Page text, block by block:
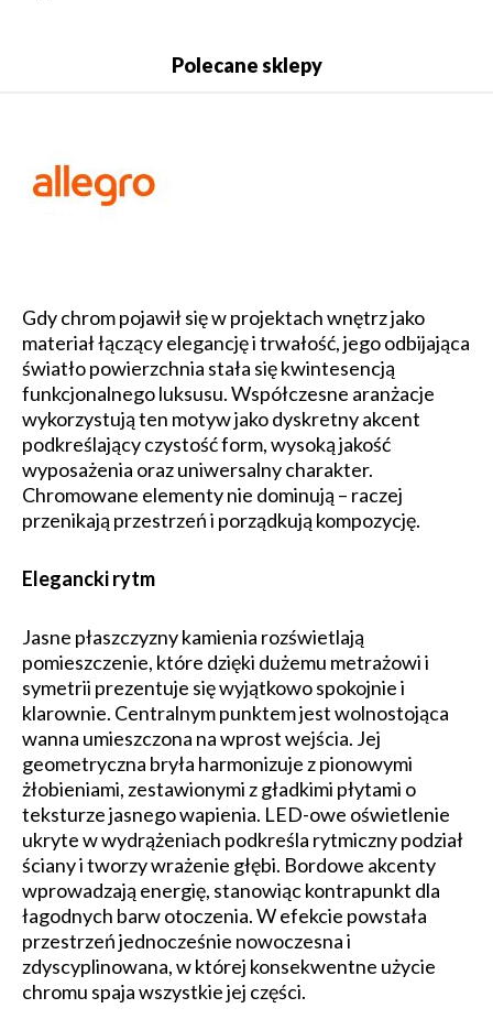
Polecane sklepy
Gdy chrom pojawił się w projektach wnętrz jako
materiał łączący elegancję i trwałość, jego odbijająca
światło powierzchnia stała się kwintesencją
funkcjonalnego luksusu. Współczesne aranżacje
wykorzystują ten motyw jako dyskretny akcent
podkreślający czystość form, wysoką jakość
wyposażenia oraz uniwersalny charakter.
Chromowane elementy nie dominują – raczej
przenikają przestrzeń i porządkują kompozycję.
Elegancki rytm
Jasne płaszczyzny kamienia rozświetlają
pomieszczenie, które dzięki dużemu metrażowi i
symetrii prezentuje się wyjątkowo spokojnie i
klarownie. Centralnym punktem jest wolnostojąca
wanna umieszczona na wprost wejścia. Jej
geometryczna bryła harmonizuje z pionowymi
żłobieniami, zestawionymi z gładkimi płytami o
teksturze jasnego wapienia. LED-owe oświetlenie
ukryte w wydrążeniach podkreśla rytmiczny podział
ściany i tworzy wrażenie głębi. Bordowe akcenty
wprowadzają energię, stanowiąc kontrapunkt dla
łagodnych barw otoczenia. W efekcie powstała
przestrzeń jednocześnie nowoczesna i
zdyscyplinowana, w której konsekwentne użycie
chromu spaja wszystkie jej części.